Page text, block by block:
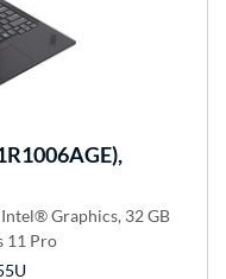
Graphics, 32 GB
11 Pro